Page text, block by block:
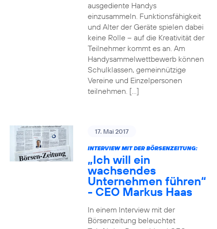
ausgediente Handys
einzusammeln. Funktionsfähigkeit
und Alter der Geräte spielen dabei
keine Rolle – auf die Kreativität der
Teilnehmer kommt es an. Am
Handysammelwettbewerb können
Schulklassen, gemeinnützige
Vereine und Einzelpersonen
teilnehmen. […]
17. Mai 2017
INTERVIEW MIT DER BÖRSENZEITUNG:
„Ich will ein
wachsendes
Unternehmen führen“
- CEO Markus Haas
In einem Interview mit der
Börsenzeitung beleuchtet